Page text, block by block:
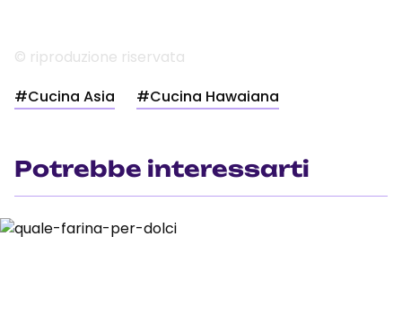
© riproduzione riservata
#Cucina Asia
#Cucina Hawaiana
Potrebbe interessarti